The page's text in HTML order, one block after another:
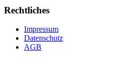
Rechtliches
Impressum
Datenschutz
AGB